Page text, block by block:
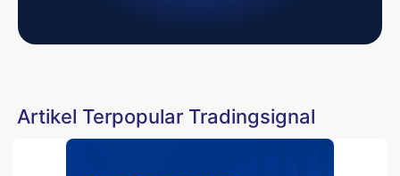
Artikel Terpopular Tradingsignal